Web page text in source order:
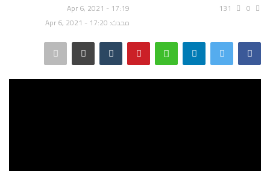
عن السياق
اقتصاد
Apr 6, 2021 - 17:19
محدث: Apr 6, 2021 - 17:20
0
131